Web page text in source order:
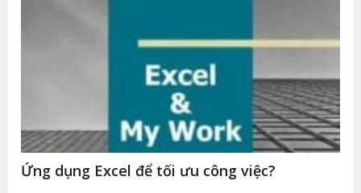
Ứng dụng Excel để tối ưu công việc?